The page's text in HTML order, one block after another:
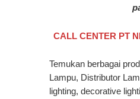
CALL CENTER PT
Temukan berbagai
Lampu, Distributor
lighting, decorative